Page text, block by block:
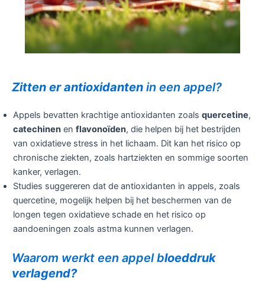
Zitten er antioxidanten in een appel?
Appels bevatten krachtige antioxidanten zoals quercetine,
catechinen en flavonoïden, die helpen bij het bestrijden
van oxidatieve stress in het lichaam. Dit kan het risico op
chronische ziekten, zoals hartziekten en sommige soorten
kanker, verlagen.
Studies suggereren dat de antioxidanten in appels, zoals
quercetine, mogelijk helpen bij het beschermen van de
longen tegen oxidatieve schade en het risico op
aandoeningen zoals astma kunnen verlagen.
Waarom werkt een appel bloeddruk
verlagend?